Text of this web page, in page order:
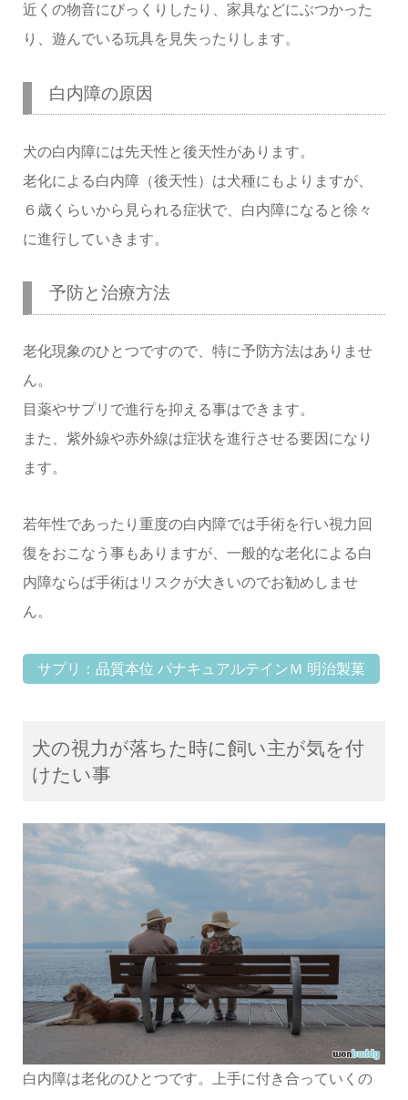
近くの物音にびっくりしたり、家具などにぶつかった
り、遊んでいる玩具を見失ったりします。
白内障の原因
犬の白内障には先天性と後天性があります。
老化による白内障（後天性）は犬種にもよりますが、
６歳くらいから見られる症状で、白内障になると徐々
に進行していきます。
予防と治療方法
老化現象のひとつですので、特に予防方法はありませ
ん。
目薬やサプリで進行を抑える事はできます。
また、紫外線や赤外線は症状を進行させる要因になり
ます。
若年性であったり重度の白内障では手術を行い視力回
復をおこなう事もありますが、一般的な老化による白
内障ならば手術はリスクが大きいのでお勧めしませ
ん。
サプリ：品質本位 パナキュアルテインＭ 明治製菓
犬の視力が落ちた時に飼い主が気を付
けたい事
白内障は老化のひとつです。上手に付き合っていくの